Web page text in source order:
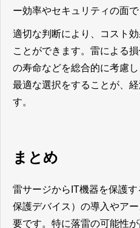
ー効率やセキュリティの面
適切な判断により、コスト
ことができます。雷による
の寿命などを総合的に考慮
最適な選択をすることが、
す。
まとめ
雷サージからIT機器を保護
保護デバイス）の導入やア
要です。特に落雷の可能性